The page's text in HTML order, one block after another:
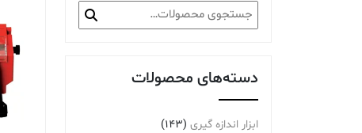
جستجو
برای:
دسته‌های محصولات
ابزار اندازه گیری (143)